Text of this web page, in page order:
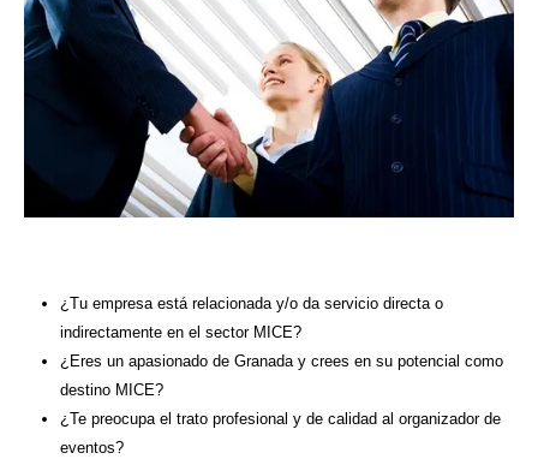
¿Tu empresa está relacionada y/o da servicio directa o
indirectamente en el sector MICE?
¿Eres un apasionado de Granada y crees en su potencial como
destino MICE?
¿Te preocupa el trato profesional y de calidad al organizador de
eventos?